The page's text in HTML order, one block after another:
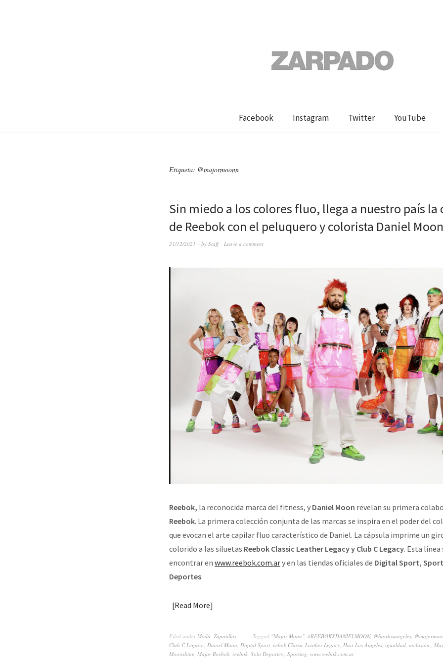
Facebook Instagram Twitter YouTube
Etiqueta: @majormoonn
Sin miedo a los colores fluo, llega a nuestro país la
de Reebok con el peluquero y colorista Daniel
21/12/2021 by Staff Leave a comment
Reebok, la reconocida marca del fitness, y Daniel Moon revelan su primera
Reebok. La primera colección conjunta de las marcas se inspira en el poder del
que evocan el arte capilar fluo característico de Daniel. La cápsula imprime un
colorido a las siluetas Reebok Classic Leather Legacy y Club C Legacy. Esta línea
encontrar en www.reebok.com.ary en las tiendas oficiales de Digital Sport,
Deportes.
Read More
Filed underModa, Zapatillas Tagged "Major Moon", #REEBOKXDANIELMOON, @hairlosangeles,
Club C Legacy., Daniel Moon, Digital Sport, eebok Classic Leather Legacy, Hair Los Ángeles, igualdad, inclusión.,
Moonshine, Major Reebok, reebok, Solo Deportes., Sporting, www.reebok.com.ar